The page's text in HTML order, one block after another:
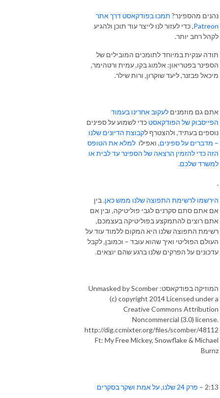
נהנים מהספינר? תמכו בפודקאסט דרך אתר
Patreon, כדי לעזור לנו לייצר עוד תוכן ולהגיע
לקהל רחב יותר.
תודה ענקית במיוחד לתומכים המובילים של
הספינר בפטריאון: אלמוג בקו, עמית ורטהימר,
מיכאל פבזנר, ליעד שוקרון, ורות שילר.
אתם גם מוזמנים לעקוב אחרינו בעמוד
הפייסבוק של הפודקאסט כדי לשמוע על ספינים
נוספים בעתיד, ולהצטרף לקבוצת הדיונים שלנו
– מדברים על ספינים, ואפילו למלא את הטופס
הזה כדי להזמין הרצאה של הספינר עד לבית או
למשרד שלכם.
הירשמו לרשימת התפוצה שלנו ממש כאן. בין
אם אתם סתם סקרנים לגבי פוליטיקה, ובין אם
אתם רוצים להתמקצע בפוליטיקה בעצמכם,
רשימת התפוצה שלנו היא המקום ללמוד עוד על
העולם הפוליטי ואיך שהוא עובד – וכמובן, לקבל
עדכונים על הפרקים שלנו ברגע שהם יוצאים.
המוזיקה בפודקאסט: Unmasked by Scomber
(c) copyright 2014 Licensed under a
Creative Commons Attribution
Noncommercial (3.0) license.
http://dig.ccmixter.org/files/scomber/48112
Ft: My Free Mickey, Snowflake & Michael
Burnz
2:13 – פרק 24 שלנו, על אמת ושקר בסקרים